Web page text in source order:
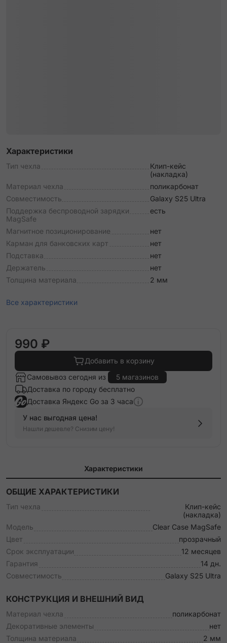
Характеристики
Тип чехла
Клип-кейс
(накладка)
Материал чехла
поликарбонат
Совместимость
Galaxy S25 Ultra
Поддержка беспроводной зарядки
MagSafe
есть
Магнитное позиционирование
нет
Карман для банковских карт
нет
Подставка
нет
Держатель
нет
Толщина материала
2 мм
Все характеристики
990 ₽
Добавить в корзину
Самовывоз сегодня из
5 магазинов
Доставка по городу бесплатно
Доставка Яндекс Go за 3 часа
У нас выгодная цена!
Нашли дешевле? Снизим цену!
Характеристики
ОБЩИЕ ХАРАКТЕРИСТИКИ
Тип чехла
Клип-кейс
(накладка)
Модель
Clear Case MagSafe
Цвет
прозрачный
Срок эксплуатации
12 месяцев
Гарантия
14 дн.
Совместимость
Galaxy S25 Ultra
КОНСТРУКЦИЯ И ВНЕШНИЙ ВИД
Материал чехла
поликарбонат
Декоративные элементы
нет
Толщина материала
2 мм